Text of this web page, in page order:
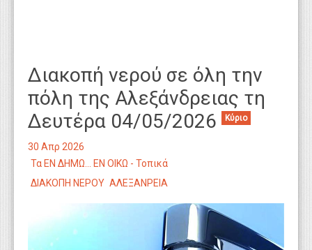
Διακοπή νερού σε όλη την
πόλη της Αλεξάνδρειας τη
Δευτέρα 04/05/2026
Κύριο
30 Απρ 2026
Τα ΕΝ ΔΗΜΩ... ΕΝ ΟΙΚΩ - Τοπικά
ΔΙΑΚΟΠΗ ΝΕΡΟΥ ΑΛΕΞΑΝΡΕΙΑ
Τεχνολογία
Εκπαίδευση
Υγεία
Γενικά
Βιβλιοθήκη Απόψεων
Κυτίο Παραπόνων Πολιτών
WEBTV